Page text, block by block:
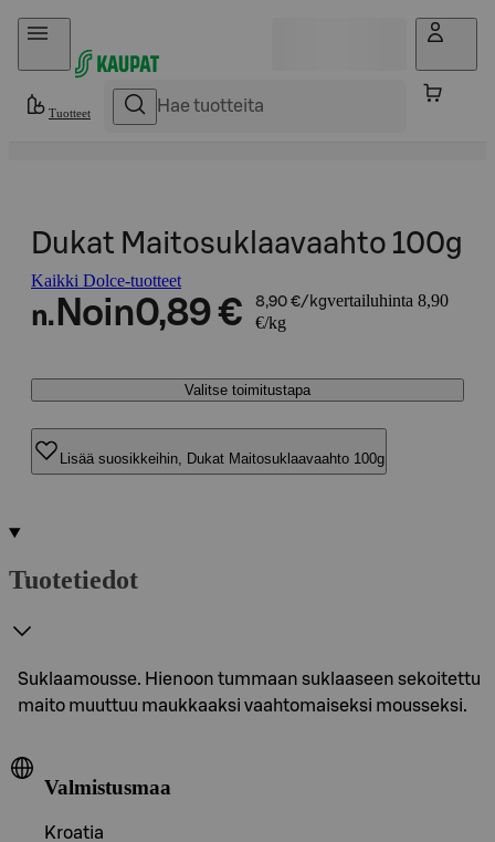
Hyppää sisältöön
Tuotteet
Dukat Maitosuklaavaahto 100g
Kaikki Dolce-tuotteet
n. Noin0,89 € 8,90 €/kgvertailuhinta 8,90
€/kg
Valitse toimitustapa
Lisää suosikkeihin, Dukat Maitosuklaavaahto 100g
Tuotetiedot
Suklaamousse. Hienoon tummaan suklaaseen sekoitettu
maito muuttuu maukkaaksi vaahtomaiseksi mousseksi.
Valmistusmaa
Kroatia